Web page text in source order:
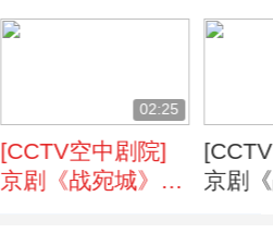
02:25
[CCTV空中剧院]
京剧《战宛城》
京剧